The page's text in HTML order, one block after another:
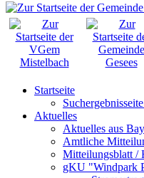
Startseite
Aktuelles
Aktuelles aus
Amtliche
Mitteilungsblatt /
gKU "Windpark